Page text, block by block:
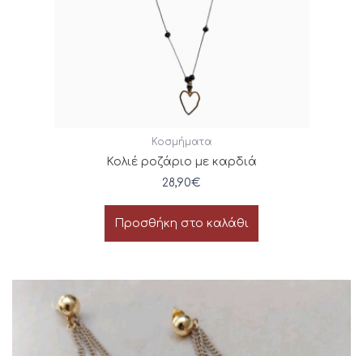
Κοσμήματα
Κολιέ ροζάριο με καρδιά
28,90€
Προσθήκη στο καλάθι